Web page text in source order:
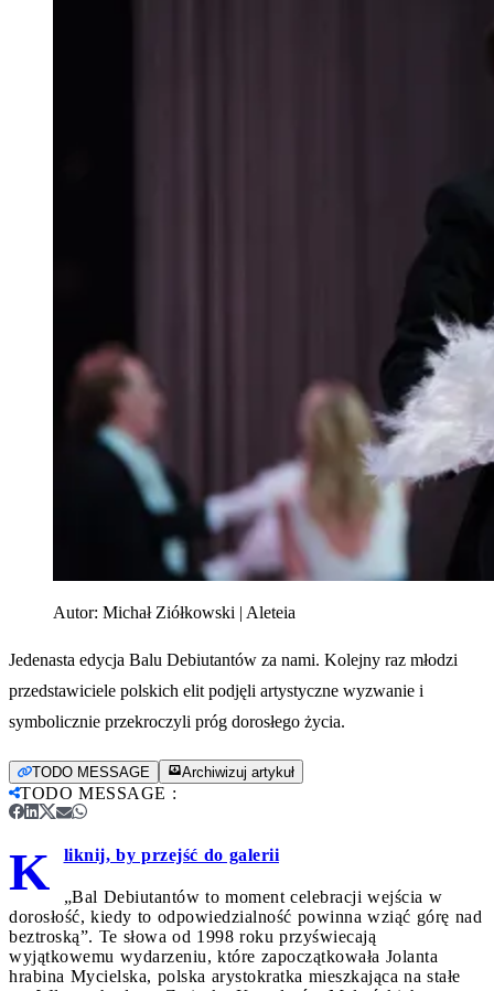
Autor: Michał Ziółkowski | Aleteia
Jedenasta edycja Balu Debiutantów za nami. Kolejny raz młodzi
przedstawiciele polskich elit podjęli artystyczne wyzwanie i
symbolicznie przekroczyli próg dorosłego życia.
TODO MESSAGE Archiwizuj artykuł
TODO MESSAGE :
K liknij, by przejść do galerii
„Bal Debiutantów to moment celebracji wejścia w
dorosłość, kiedy to odpowiedzialność powinna wziąć górę nad
beztroską”. Te słowa od 1998 roku przyświecają
wyjątkowemu wydarzeniu, które zapoczątkowała Jolanta
hrabina Mycielska, polska arystokratka mieszkająca na stałe